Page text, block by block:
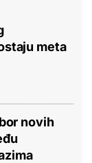
meta
novih